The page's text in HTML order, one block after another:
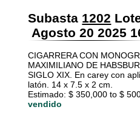
Subasta 1202
Agosto 20 2025
CIGARRERA CON
MAXIMILIANO DE
SIGLO XIX. En carey con
latón. 14 x 7.5 x 2 cm.
Estimado: $ 350,000 to $
vendido